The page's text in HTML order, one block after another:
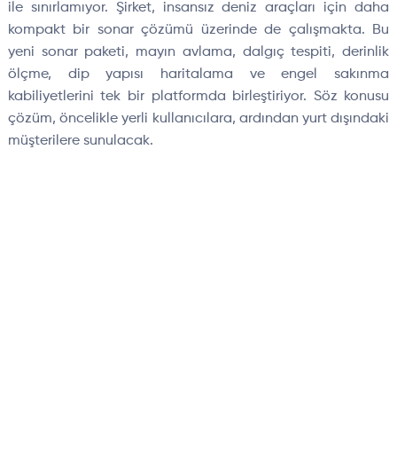
ile sınırlamıyor. Şirket, insansız deniz araçları için daha
kompakt bir sonar çözümü üzerinde de çalışmakta. Bu
yeni sonar paketi, mayın avlama, dalgıç tespiti, derinlik
ölçme, dip yapısı haritalama ve engel sakınma
kabiliyetlerini tek bir platformda birleştiriyor. Söz konusu
çözüm, öncelikle yerli kullanıcılara, ardından yurt dışındaki
müşterilere sunulacak.